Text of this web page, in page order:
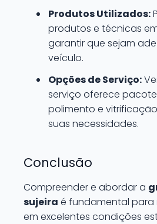
Produtos Utilizados:
produtos e técnicas
garantir que sejam
veículo.
Opções de Serviço:
serviço oferece
polimento e
suas necessidades.
Conclusão
Compreender e abordar a
sujeira é fundamental para
em excelentes condições